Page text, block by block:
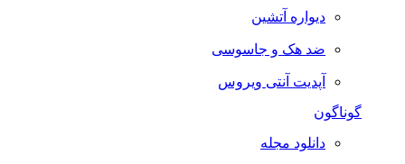
دیواره آتشین
ضد هک و جاسوسی
آپدیت آنتی ویروس
گوناگون
دانلود مجله